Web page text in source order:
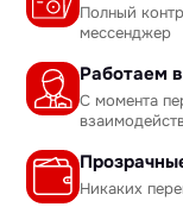
Полный
мессенджер
Работаем
С момента
Никаких